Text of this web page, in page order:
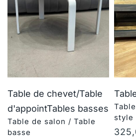
Table de chevet/Table
d'appointTables basses
Table de salon / Table
basse
style